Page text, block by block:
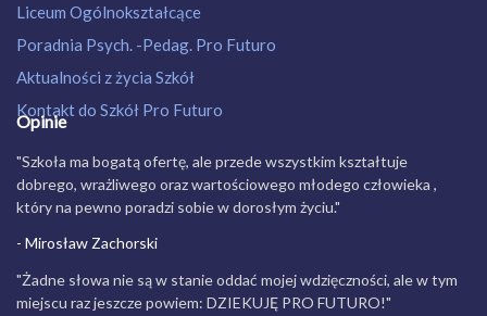
Liceum Ogólnokształcące
Poradnia Psych. -Pedag. Pro Futuro
Aktualności z życia Szkół
Kontakt do Szkół Pro Futuro
Opinie
"Szkoła ma bogatą ofertę, ale przede wszystkim kształtuje
dobrego, wrażliwego oraz wartościowego młodego człowieka ,
który na pewno poradzi sobie w dorosłym życiu."
- Mirosław Zachorski
"Żadne słowa nie są w stanie oddać mojej wdzięczności, ale w tym
miejscu raz jeszcze powiem: DZIEKUJĘ PRO FUTURO!"